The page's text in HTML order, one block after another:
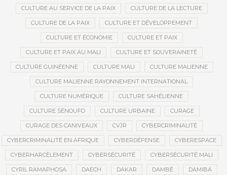
CULTURE AU SERVICE DE LA PAIX CULTURE DE LA LECTURE
CULTURE DE LA PAIX CULTURE ET DÉVELOPPEMENT
CULTURE ET ÉCONOMIE CULTURE ET PAIX
CULTURE ET PAIX AU MALI CULTURE ET SOUVERAINETÉ
CULTURE GUINÉENNE CULTURE MALI CULTURE MALIENNE
CULTURE MALIENNE RAYONNEMENT INTERNATIONAL
CULTURE NUMÉRIQUE CULTURE SAHÉLIENNE
CULTURE SÉNOUFO CULTURE URBAINE CURAGE
CURAGE DES CANIVEAUX CVJR CYBERCRIMINALITÉ
CYBERCRIMINALITÉ EN AFRIQUE CYBERDÉFENSE CYBERESPACE
CYBERHARCÈLEMENT CYBERSÉCURITÉ CYBERSÉCURITÉ MALI
CYRIL RAMAPHOSA DAECH DAKAR DAMBÉ DAMIBA